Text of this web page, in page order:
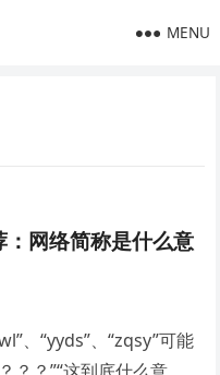
MENU
：网络简称是什么意
、“yyds”、“zqsy”可能